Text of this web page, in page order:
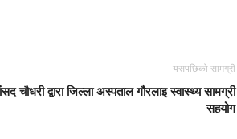
यसपछिको सामग्री
चौधरी द्वारा जिल्ला अस्पताल गौरलाइ स्वास्थ्य सामग्री
सहयोग